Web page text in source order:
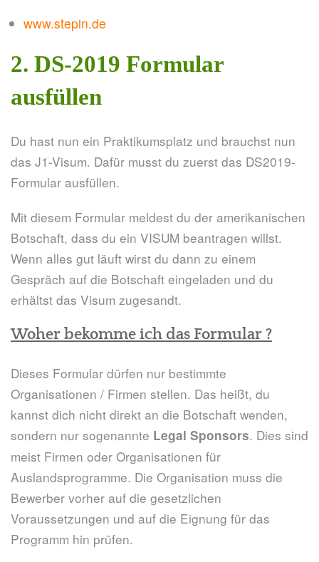
www.stepin.de
2. DS-2019 Formular
ausfüllen
Du hast nun ein Praktikumsplatz und brauchst nun
das J1-Visum. Dafür musst du zuerst das DS2019-
Formular ausfüllen.
Mit diesem Formular meldest du der amerikanischen
Botschaft, dass du ein VISUM beantragen willst.
Wenn alles gut läuft wirst du dann zu einem
Gespräch auf die Botschaft eingeladen und du
erhältst das Visum zugesandt.
Woher bekomme ich das Formular ?
Dieses Formular dürfen nur bestimmte
Organisationen / Firmen stellen. Das heißt, du
kannst dich nicht direkt an die Botschaft wenden,
sondern nur sogenannte Legal Sponsors. Dies sind
meist Firmen oder Organisationen für
Auslandsprogramme. Die Organisation muss die
Bewerber vorher auf die gesetzlichen
Voraussetzungen und auf die Eignung für das
Programm hin prüfen.